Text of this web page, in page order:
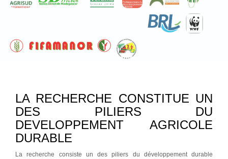
LA RECHERCHE CONSTITUE UN
DES PILIERS DU
DEVELOPPEMENT AGRICOLE
DURABLE
La recherche consiste un des piliers du développement durable